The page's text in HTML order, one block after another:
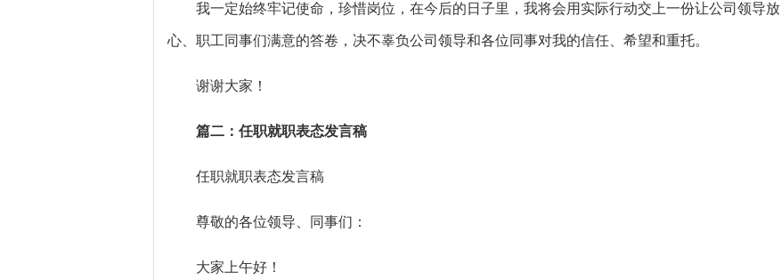
我一定始终牢记使命，珍惜岗位，在今后的日子里，我将会用实际行动交上一份让公司领导放
心、职工同事们满意的答卷，决不辜负公司领导和各位同事对我的信任、希望和重托。
谢谢大家！
篇二：任职就职表态发言稿
任职就职表态发言稿
尊敬的各位领导、同事们：
大家上午好！